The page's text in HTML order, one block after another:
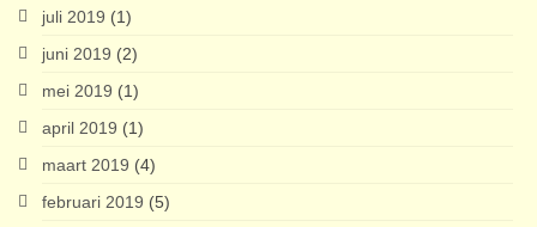
juli 2019 (1)
juni 2019 (2)
mei 2019 (1)
april 2019 (1)
maart 2019 (4)
februari 2019 (5)